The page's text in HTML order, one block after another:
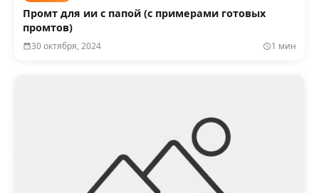
Промт для ии с папой (с примерами готовых
промтов)
30 октября, 2024 1 мин